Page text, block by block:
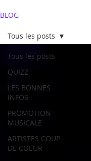
BLOG
Tous les posts
QUIZZ
LES BONNES
INFOS
PROMOTION
MUSICALE
ARTISTES COUP
DE COEUR
Tous les posts